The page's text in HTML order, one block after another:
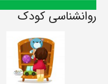
روانشناسی کودک